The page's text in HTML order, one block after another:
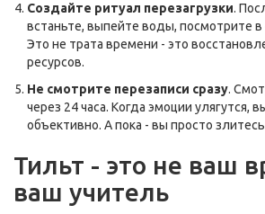
Создайте ритуал перезагрузки.
встаньте, выпейте воды, посмотрите в
Это не трата времени - это
ресурсов.
Не смотрите перезаписи сразу.
через 24 часа. Когда эмоции улягутся,
объективно. А пока - вы просто злитесь
Тильт - это не ваш
ваш учитель